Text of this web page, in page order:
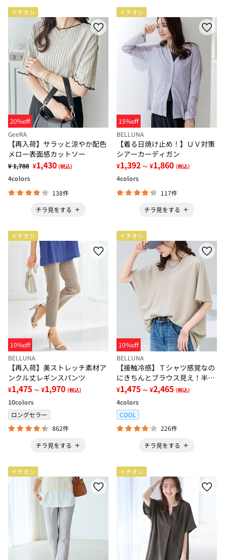
イチオシ
20%off
GeeRA
【再入荷】サラッと涼やか配色
メロー表面感カットソー
¥ 1,788 ¥1,430 (税込)
4colors
138件
チラ見をする
イチオシ
15%off
BELLUNA
【着る日焼け止め！】ＵＶ対策
シアーカーディガン
¥1,392 ～ ¥1,860 (税込)
4colors
117件
チラ見をする
イチオシ
10%off
BELLUNA
【再入荷】美ストレッチ素材ア
ンクル丈レギンスパンツ
¥1,475 ～ ¥1,970 (税込)
10colors
ロングセラー
862件
チラ見をする
イチオシ
10%off
BELLUNA
【接触冷感】Ｔシャツ感覚なの
にきちんとブラウス見え！半袖
プルオーバー
¥1,475 ～ ¥2,465 (税込)
4colors
COOL
226件
チラ見をする
イチオシ イチオシ